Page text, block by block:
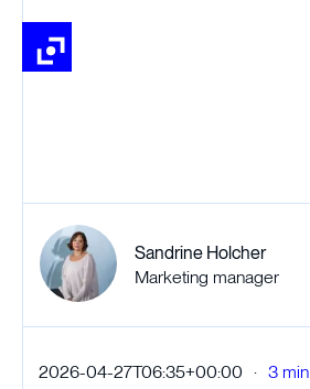
Sandrine Holcher
Marketing manager
2026-04-27T06:35+00:00 · 3 min